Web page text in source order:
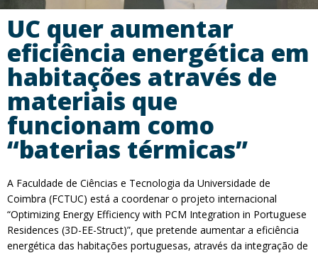
UC quer aumentar
eficiência energética em
habitações através de
materiais que
funcionam como
“baterias térmicas”
A Faculdade de Ciências e Tecnologia da Universidade de
Coimbra (FCTUC) está a coordenar o projeto internacional
“Optimizing Energy Efficiency with PCM Integration in Portuguese
Residences (3D-EE-Struct)”, que pretende aumentar a eficiência
energética das habitações portuguesas, através da integração de